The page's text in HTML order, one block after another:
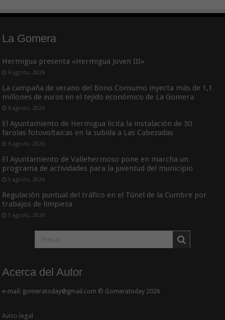
La Gomera
Hermigua presenta «Hermigua Joven III»
6 agosto, 2026
La campaña de verano del Bono Consumo inyecta más de 1,1
millones de euros en el tejido económico de La Gomera
6 agosto, 2026
El Ayuntamiento de Hermigua licita la instalación de 30
farolas fotovoltaicas en la subida a Las Cabezadas
6 agosto, 2026
El Ayuntamiento de Vallehermoso pone en marcha un
programa de actividades para la juventud del municipio
5 agosto, 2026
Regulación puntual del tráfico en el Túnel de la Cumbre por
trabajos de limpieza
5 agosto, 2026
Acerca del Autor
e-mail: gomeratoday@gmail.com © Gomeratoday 2026
Aviso legal